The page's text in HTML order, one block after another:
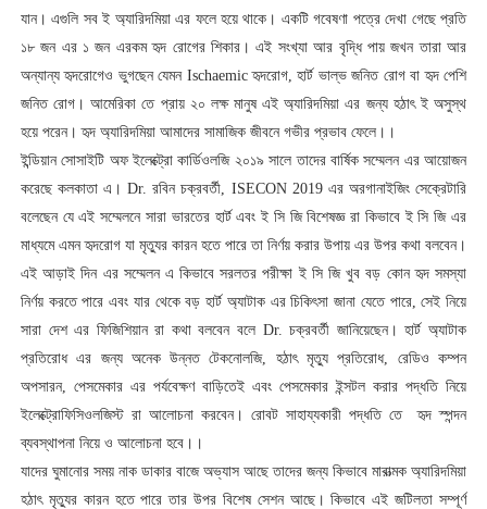
যান। এগুলি সব ই অ্যারিদমিয়া এর ফলে হয়ে থাকে। একটি গবেষণা পত্রে দেখা গেছে প্রতি
১৮ জন এর ১ জন এরকম হৃদ রোগের শিকার। এই সংখ্যা আর বৃদ্ধি পায় জখন তারা আর
অন্যান্য হৃদরোগেও ভুগছেন যেমন Ischaemic হৃদরোগ, হার্ট ভাল্ভ জনিত রোগ বা হৃদ পেশি
জনিত রোগ। আমেরিকা তে প্রায় ২০ লক্ষ মানুষ এই অ্যারিদমিয়া এর জন্য হঠাৎ ই অসুস্থ
হয়ে পরেন। হৃদ অ্যারিদমিয়া আমাদের সামাজিক জীবনে গভীর প্রভাব ফেলে।।
ইন্ডিয়ান সোসাইটি অফ ইলেক্ট্রো কার্ডিওলজি ২০১৯ সালে তাদের বার্ষিক সম্মেলন এর আয়োজন
করেছে কলকাতা এ।Dr. রবিন চক্রবর্তী, ISECON 2019 এর অরগানাইজিং সেক্রেটারি
বলেছেন যে এই সম্মেলনে সারা ভারতের হার্ট এবং ই সি জি বিশেষজ্ঞ রা কিভাবে ই সি জি এর
মাধ্যমে এমন হৃদরোগ যা মৃত্যুর কারন হতে পারে তা নির্ণয় করার উপায় এর উপর কথা বলবেন।
এই আড়াই দিন এর সম্মেলন এ কিভাবে সরলতর পরীক্ষা ই সি জি খুব বড় কোন হৃদ সমস্যা
নির্ণয় করতে পারে এবং যার থেকে বড় হার্ট অ্যাটাক এর চিকিৎসা জানা যেতে পারে, সেই নিয়ে
সারা দেশ এর ফিজিশিয়ান রা কথা বলবেন বলে Dr.চক্রবর্তী জানিয়েছেন। হার্ট অ্যাটাক
প্রতিরোধ এর জন্য অনেক উন্নত টেকনোলজি, হঠাৎ মৃত্যু প্রতিরোধ, রেডিও কম্পন
অপসারন, পেসমেকার এর পর্যবেক্ষণ বাড়িতেই এবং পেসমেকার ইন্সটল করার পদ্ধতি নিয়ে
ইলেক্ট্রোফিসিওলজিস্ট রা আলোচনা করবেন। রোবট সাহায্যকারী পদ্ধতি তে
হৃদ স্পন্দন
ব্যবস্থাপনা নিয়ে ও আলোচনা হবে।।
যাদের ঘুমানোর সময় নাক ডাকার বাজে অভ্যাস আছে তাদের জন্য কিভাবে মারাত্মকঅ্যারিদমিয়া
হঠাৎ মৃত্যুর কারন হতে পারে তার উপর বিশেষ সেশন আছে। কিভাবে এই জটিলতা সম্পূর্ণ